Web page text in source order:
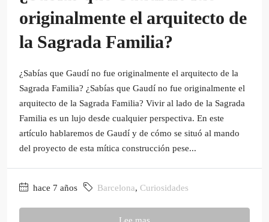
originalmente el arquitecto de
la Sagrada Familia?
¿Sabías que Gaudí no fue originalmente el arquitecto de la
Sagrada Familia? ¿Sabías que Gaudí no fue originalmente el
arquitecto de la Sagrada Familia? Vivir al lado de la Sagrada
Familia es un lujo desde cualquier perspectiva. En este
artículo hablaremos de Gaudí y de cómo se situó al mando
del proyecto de esta mítica construcción pese...
hace 7 años Barcelona, Curiosidades